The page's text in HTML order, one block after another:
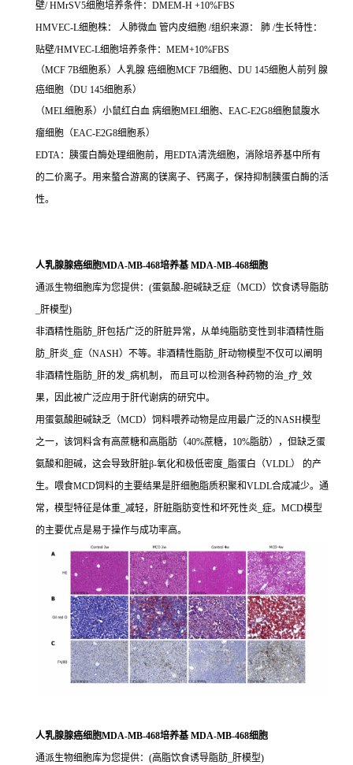
壁/ HMrSV5细胞培养条件：DMEM-H +10%FBS
HMVEC-L细胞株： 人肺微血 管内皮细胞 /组织来源： 肺 /生长特性：
贴壁/HMVEC-L细胞培养条件：MEM+10%FBS
（MCF 7B细胞系）人乳腺 癌细胞MCF 7B细胞、DU 145细胞人前列 腺
癌细胞（DU 145细胞系）
（MEL细胞系）小鼠红白血 病细胞MEL细胞、EAC-E2G8细胞鼠腹水
瘤细胞（EAC-E2G8细胞系）
EDTA： 胰蛋白酶处理细胞前，用EDTA清洗细胞，消除培养基中所有
的二价离子。用来螯合游离的镁离子、钙离子，保持抑制胰蛋白酶的活
性。
人乳腺腺癌细胞MDA-MB-468培养基 MDA-MB-468细胞
通派生物细胞库为您提供：(蛋氨酸-胆碱缺乏症（MCD）饮食诱导脂肪
_肝模型)
非酒精性脂肪_肝包括广泛的肝脏异常，从单纯脂肪变性到非酒精性脂
肪_肝炎_症（NASH）不等。非酒精性脂肪_肝动物模型不仅可以阐明
非酒精性脂肪_肝的发_病机制， 而且可以检测各种药物的治_疗_效
果，因此被广泛应用于肝代谢病的研究中。
用蛋氨酸胆碱缺乏（MCD）饲料喂养动物是应用最广泛的NASH模型
之一，该饲料含有高蔗糖和高脂肪（40%蔗糖，10%脂肪），但缺乏蛋
氨酸和胆碱，这会导致肝脏β-氧化和极低密度_脂蛋白（VLDL） 的产
生。喂食MCD饲料的主要结果是肝细胞脂质积聚和VLDL合成减少。通
常，模型特征是体重_减轻，肝脏脂肪变性和坏死性炎_症。MCD模型
的主要优点是易于操作与成功率高。
人乳腺腺癌细胞MDA-MB-468培养基 MDA-MB-468细胞
通派生物细胞库为您提供：(高脂饮食诱导脂肪_肝模型)